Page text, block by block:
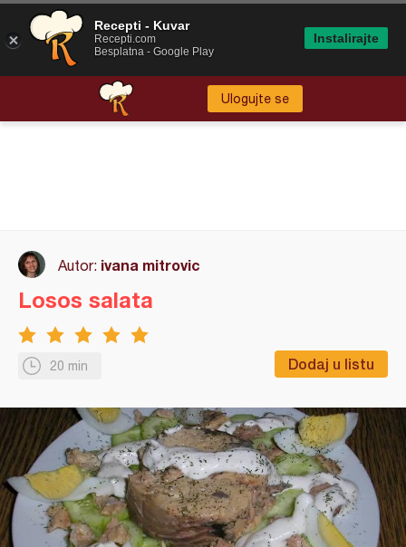
Ulogujte se
Autor: ivana mitrovic
20 min Dodaj u listu
Losos salata
Recepti - Kuvar
Recepti.com
Besplatna - Google Play
Instalirajte